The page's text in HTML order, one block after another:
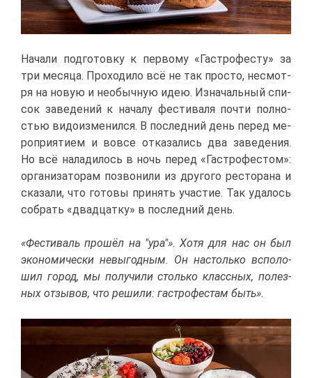
На­ча­ли под­го­тов­ку к пер­во­му «Га­стро­фе­сту» за
три ме­ся­ца. Про­хо­ди­ло всё не так про­сто, несмот­
ря на но­вую и необыч­ную идею. Из­на­чаль­ный спи­
сок за­ве­де­ний к на­ча­лу фе­сти­ва­ля по­чти пол­но­
стью ви­до­из­ме­нил­ся. В по­след­ний день пе­ред ме­
ро­при­я­ти­ем и во­все от­ка­за­лись два за­ве­де­ния.
Но всё на­ла­ди­лось в ночь пе­ред «Га­стро­фе­стом»:
ор­га­ни­за­то­рам по­зво­ни­ли из дру­го­го ре­сто­ра­на и
ска­за­ли, что го­то­вы при­нять уча­стие. Так уда­лось
со­брать «два­дцат­ку» в по­след­ний день.
«Фе­сти­валь про­шёл на "ура"». Хо­тя для нас он был
эко­но­ми­че­ски невы­год­ным. Он на­столь­ко вспо­ло­
шил го­род, мы по­лу­чи­ли столь­ко класс­ных, по­лез­
ных от­зы­вов, что ре­ши­ли: га­стро­фе­стам быть».